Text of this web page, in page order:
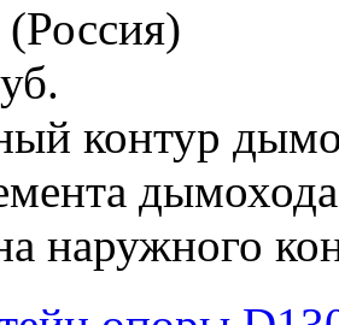
контур
наружного